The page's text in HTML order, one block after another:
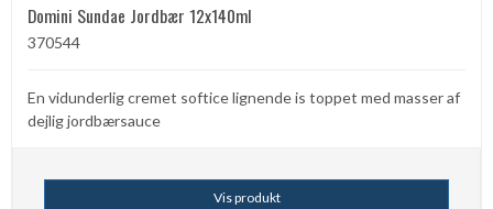
Domini Sundae Jordbær 12x140ml
370544
En vidunderlig cremet softice lignende is toppet med masser af
dejlig jordbærsauce
Vis produkt